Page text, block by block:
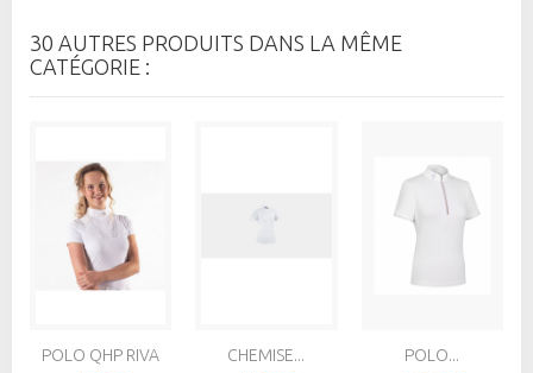
30 AUTRES PRODUITS DANS LA MÊME
CATÉGORIE :
POLO QHP RIVA
CHEMISE...
POLO...